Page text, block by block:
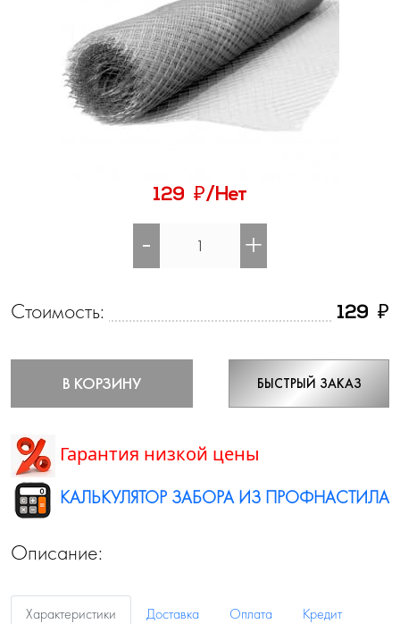
129 ₽/Нет
- +
Стоимость: 129 ₽
В КОРЗИНУ БЫСТРЫЙ ЗАКАЗ
Гарантия низкой цены
КАЛЬКУЛЯТОР ЗАБОРА ИЗ ПРОФНАСТИЛА
Описание:
Характеристики Доставка Оплата
Кредит